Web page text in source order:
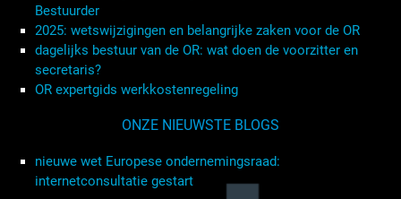
Bestuurder
2025: wetswijzigingen en belangrijke zaken voor de OR
dagelijks bestuur van de OR: wat doen de voorzitter en
secretaris?
OR expertgids werkkostenregeling
ONZE NIEUWSTE BLOGS
nieuwe wet Europese ondernemingsraad:
internetconsultatie gestart